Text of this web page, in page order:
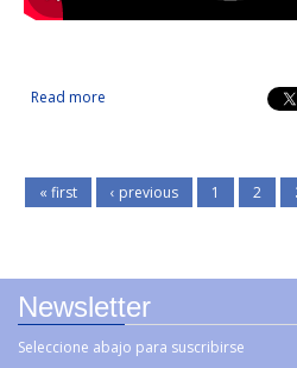
Read more about Desarrollo e
inteligentes e innovadoras
« first ‹ previous 1 2
Newsletter
Seleccione abajo para suscribirse